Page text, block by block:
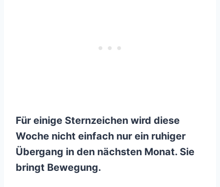
Für einige Sternzeichen wird diese
Woche nicht einfach nur ein ruhiger
Übergang in den nächsten Monat. Sie
bringt Bewegung.